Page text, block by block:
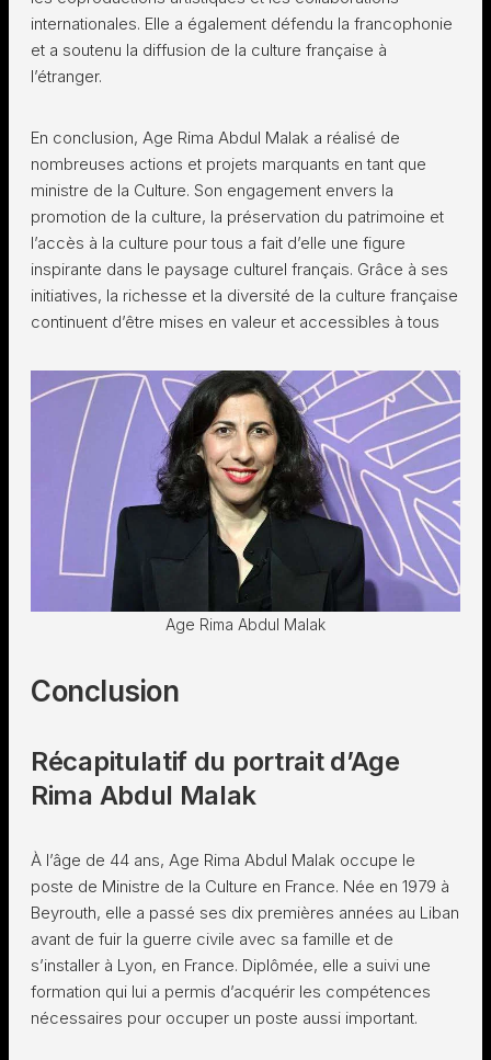
internationales. Elle a également défendu la francophonie
et a soutenu la diffusion de la culture française à
l’étranger.
En conclusion, Age Rima Abdul Malak a réalisé de
nombreuses actions et projets marquants en tant que
ministre de la Culture. Son engagement envers la
promotion de la culture, la préservation du patrimoine et
l’accès à la culture pour tous a fait d’elle une figure
inspirante dans le paysage culturel français. Grâce à ses
initiatives, la richesse et la diversité de la culture française
continuent d’être mises en valeur et accessibles à tous
Age Rima Abdul Malak
Conclusion
Récapitulatif du portrait d’Age
Rima Abdul Malak
À l’âge de 44 ans, Age Rima Abdul Malak occupe le
poste de Ministre de la Culture en France. Née en 1979 à
Beyrouth, elle a passé ses dix premières années au Liban
avant de fuir la guerre civile avec sa famille et de
s’installer à Lyon, en France. Diplômée, elle a suivi une
formation qui lui a permis d’acquérir les compétences
nécessaires pour occuper un poste aussi important.